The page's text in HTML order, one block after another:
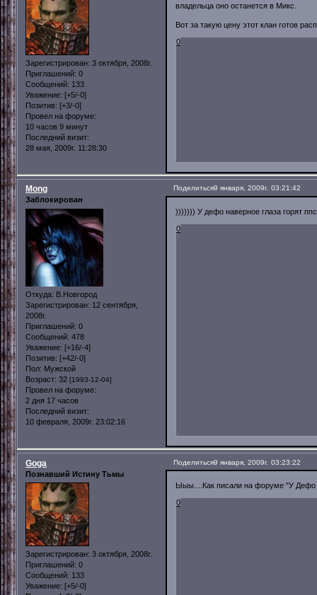
Зарегистрирован: 3 октября, 2008г.
Приглашений: 0
Сообщений: 133
Уважение: [+5/-0]
Позитив: [+3/-0]
Провел на форуме:
10 часов 9 минут
Последний визит:
28 мая, 2009г. 11:28:30
владельца оно останется в Микс.
Вот за такую цену этот клан готов
0
Поделиться9 января, 2009г. 03:21:42
Mong
Заблокирован
Откуда: В.Новгород
Зарегистрирован: 12 сентября,
2008г.
Приглашений: 0
Сообщений: 478
Уважение: [+16/-4]
Позитив: [+42/-0]
Пол: Мужской
Возраст: 32 [1993-12-04]
Провел на форуме:
2 дня 17 часов
Последний визит:
10 февраля, 2009г. 23:02:16
))))))) У дефо наверное глаза горят
0
Поделиться9 января, 2009г. 03:23:22
Goga
Познавший Истину Тьмы
Зарегистрирован: 3 октября, 2008г.
Приглашений: 0
Сообщений: 133
Уважение: [+5/-0]
Ыыы....Как писали на форуме "У Дефо
0